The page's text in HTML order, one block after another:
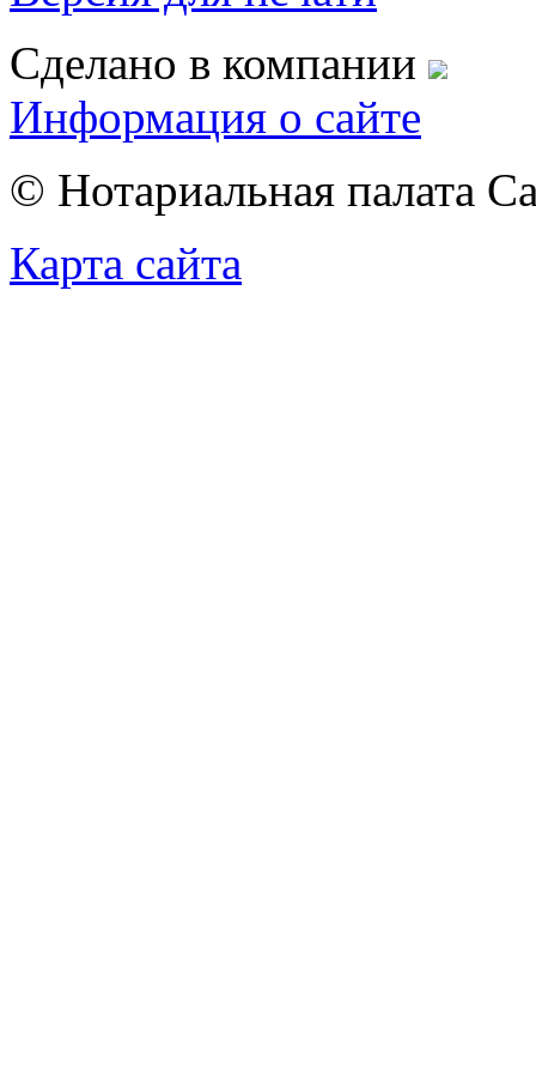
Сделано в компании
Информация о сайте
© Нотариальная палата
Карта сайта